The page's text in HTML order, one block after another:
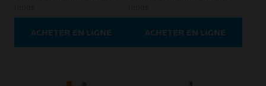
ACHETER EN LIGNE ACHETER EN LIGNE